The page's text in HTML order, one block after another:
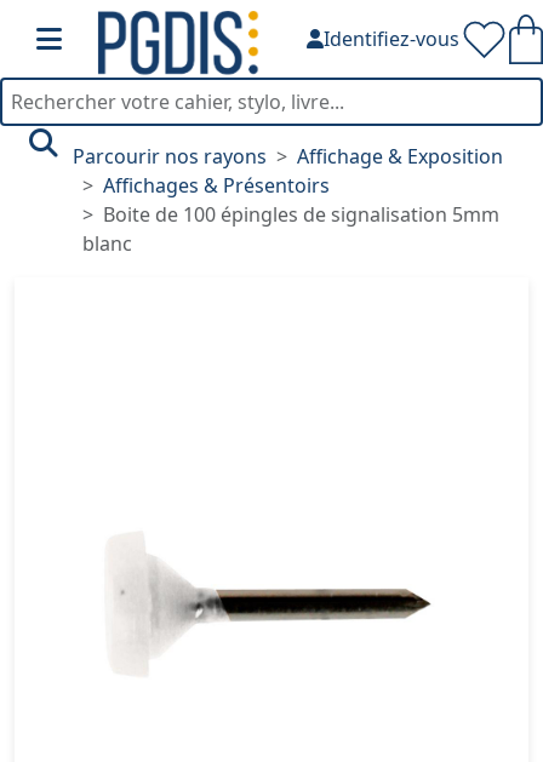
Identifiez-vous
Parcourir nos rayons
Affichage & Exposition
Affichages & Présentoirs
Boite de 100 épingles de signalisation 5mm
blanc